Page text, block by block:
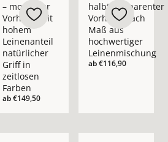
– moderner
Vorhang mit
hohem
Leinenanteil
natürlicher
Griff in
zeitlosen
Farben
ab€149,50
halbtransparenter
Vorhang nach
Maß aus
hochwertiger
Leinenmischung
ab€116,90